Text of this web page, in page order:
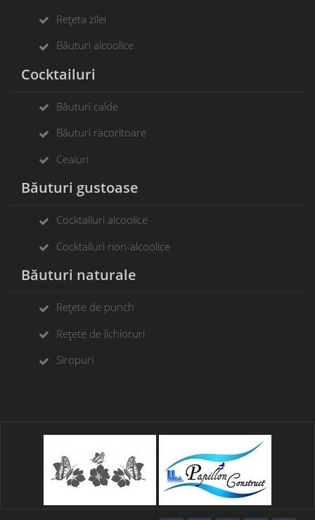
Rețeta zilei
Băuturi alcoolice
Cocktailuri
Băuturi calde
Băuturi racoritoare
Ceaiuri
Băuturi gustoase
Cocktailuri alcoolice
Cocktailuri non-alcoolice
Băuturi naturale
Rețete de punch
Rețete de lichioruri
Siropuri